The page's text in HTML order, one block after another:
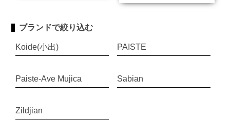
ブランドで絞り込む
Koide(小出) PAISTE
Paiste-Ave Mujica Sabian
Zildjian